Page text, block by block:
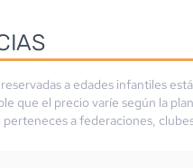
a edades infantiles
que el precio varíe según la
perteneces a federaciones,